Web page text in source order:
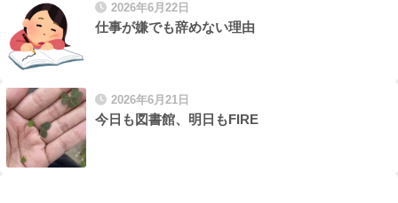
2026年6月22日
仕事が嫌でも辞めない理由
2026年6月21日
今日も図書館、明日もFIRE